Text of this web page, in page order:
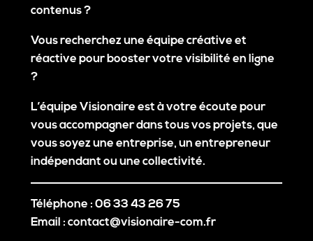
contenus ?
Vous recherchez une équipe créative et
réactive pour booster votre visibilité en ligne
?
L’équipe Visionaire est à votre écoute pour
vous accompagner dans tous vos projets, que
vous soyez une entreprise, un entrepreneur
indépendant ou une collectivité.
Téléphone : 06 33 43 26 75
Email : contact@visionaire-com.fr